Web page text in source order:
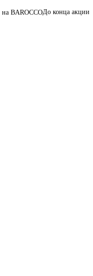
До конца акции04:14:36:18